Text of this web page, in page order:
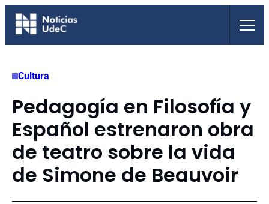
Saltar
Cultura
Pedagogía en Filosofía y
Español estrenaron obra
de teatro sobre la vida
de Simone de Beauvoir